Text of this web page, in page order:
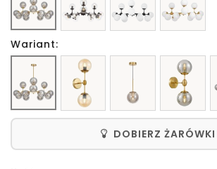
Wariant:
DOBIERZ ŻARÓWKI